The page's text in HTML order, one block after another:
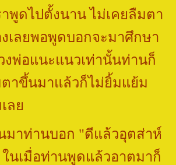
พูดไปตั้งนาน ไม่เคยลืมตา
เลยพอพูดบอกจะมาศึกษา
งพ่อแนะแนวเท่านั้นท่านก็
าขึ้นมาแล้วก็ไม่ยิ้มแย้ม
ลย
มาท่านบอก "ดีแล้วอุตส่าห์
นเมื่อท่านพูดแล้วอาตมาก็